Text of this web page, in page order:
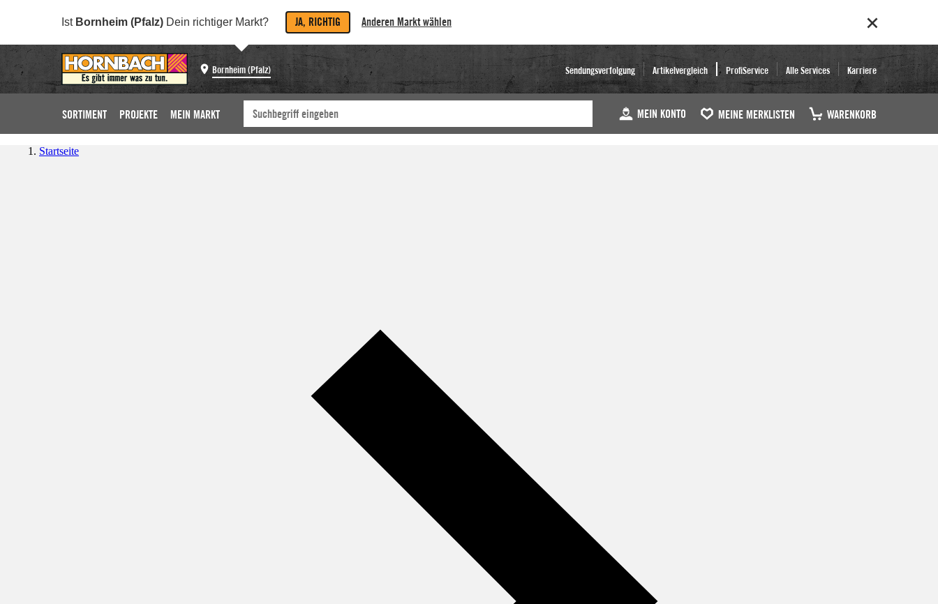
Ist Bornheim (Pfalz) Dein richtiger Markt? JA, RICHTIG Anderen Markt wählen
Bornheim (Pfalz) Sendungsverfolgung Artikelvergleich ProfiService Alle Services Karriere
SORTIMENT PROJEKTE MEIN MARKT MEIN KONTO MEINE MERKLISTEN WARENKORB
Startseite